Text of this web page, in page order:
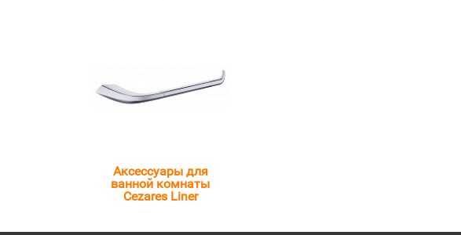
Аксессуары для
ванной комнаты
Cezares Liner